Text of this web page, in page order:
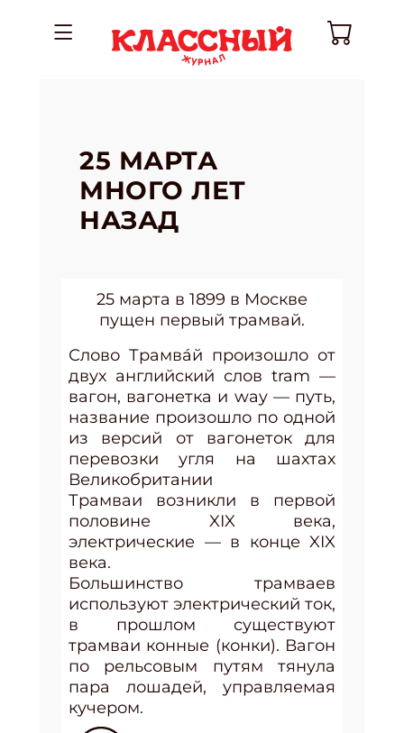
25 МАРТА
МНОГО ЛЕТ
НАЗАД
25 марта в 1899 в Москве
пущен первый трамвай.
Слово Трамва́й произошло от
двух английский слов tram —
вагон, вагонетка и way — путь,
название произошло по одной
из версий от вагонеток для
перевозки угля на шахтах
Великобритании
Трамваи возникли в первой
половине XIX века,
электрические — в конце XIX
века.
Большинство трамваев
используют электрический ток,
в прошлом существуют
трамваи конные (конки). Вагон
по рельсовым путям тянула
пара лошадей, управляемая
кучером.